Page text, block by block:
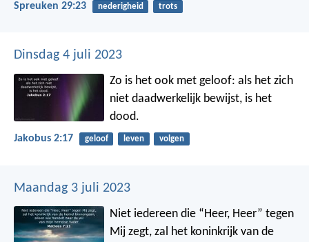
Spreuken 29:23 nederigheid trots
Dinsdag 4 juli 2023
Zo is het ook met geloof: als het zich
niet daadwerkelijk bewijst, is het
dood.
Jakobus 2:17 geloof leven volgen
Maandag 3 juli 2023
Niet iedereen die “Heer, Heer” tegen
Mij zegt, zal het koninkrijk van de